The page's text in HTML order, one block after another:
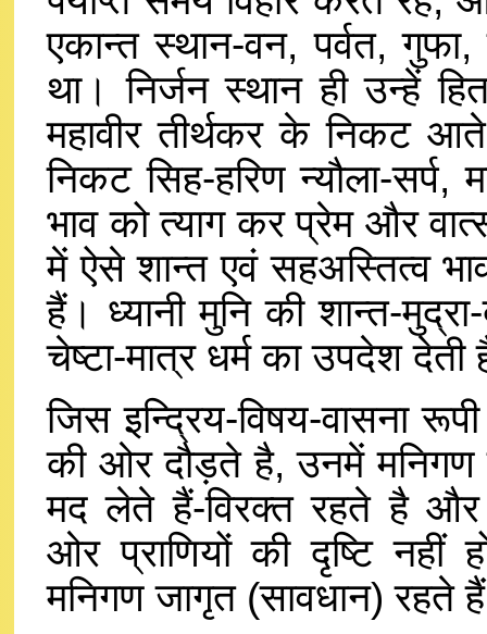
एकान्त स्थान-वन, पर्वत,
था। निर्जन स्थान ही
महावीर तीर्थकर के निकट
निकट सिह-हरिण न्यौला-सर्प,
भाव को त्याग कर प्रेम और
में ऐसे शान्त एवं सहअस्तित्व
हैं। ध्यानी मुनि की शान्त-
चेष्टा-मात्र धर्म का उपदेश देती
जिस इन्द्रिय-विषय-वासना
की ओर दौड़ते है, उनमें
मद लेते हैं-विरक्त रहते है और
ओर प्राणियों की दृष्टि नहीं
मनिगण जागृत (सावधान) रहते